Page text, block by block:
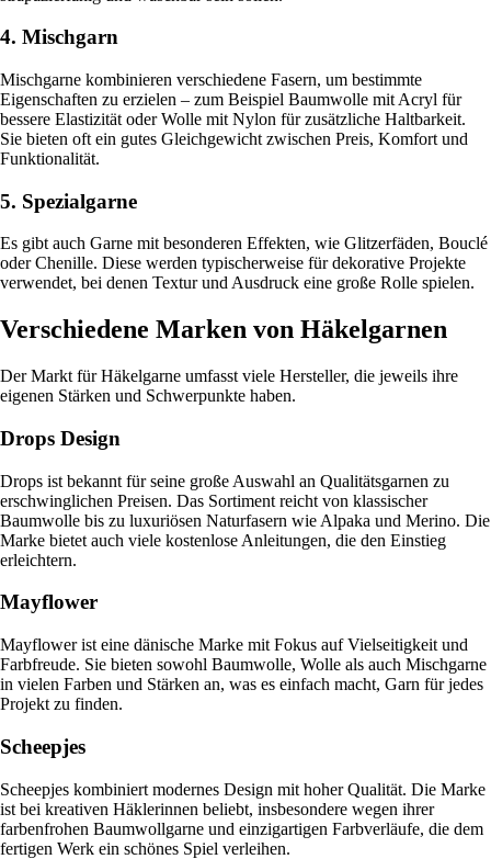
4. Mischgarn
Mischgarne kombinieren verschiedene Fasern, um bestimmte
Eigenschaften zu erzielen – zum Beispiel Baumwolle mit Acryl für
bessere Elastizität oder Wolle mit Nylon für zusätzliche Haltbarkeit.
Sie bieten oft ein gutes Gleichgewicht zwischen Preis, Komfort und
Funktionalität.
5. Spezialgarne
Es gibt auch Garne mit besonderen Effekten, wie Glitzerfäden, Bouclé
oder Chenille. Diese werden typischerweise für dekorative Projekte
verwendet, bei denen Textur und Ausdruck eine große Rolle spielen.
Verschiedene Marken von Häkelgarnen
Der Markt für Häkelgarne umfasst viele Hersteller, die jeweils ihre
eigenen Stärken und Schwerpunkte haben.
Drops Design
Drops ist bekannt für seine große Auswahl an Qualitätsgarnen zu
erschwinglichen Preisen. Das Sortiment reicht von klassischer
Baumwolle bis zu luxuriösen Naturfasern wie Alpaka und Merino. Die
Marke bietet auch viele kostenlose Anleitungen, die den Einstieg
erleichtern.
Mayflower
Mayflower ist eine dänische Marke mit Fokus auf Vielseitigkeit und
Farbfreude. Sie bieten sowohl Baumwolle, Wolle als auch Mischgarne
in vielen Farben und Stärken an, was es einfach macht, Garn für jedes
Projekt zu finden.
Scheepjes
Scheepjes kombiniert modernes Design mit hoher Qualität. Die Marke
ist bei kreativen Häklerinnen beliebt, insbesondere wegen ihrer
farbenfrohen Baumwollgarne und einzigartigen Farbverläufe, die dem
fertigen Werk ein schönes Spiel verleihen.